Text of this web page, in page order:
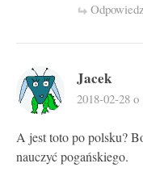
Odpowiedz
Jacek
2018-02-28 o
A jest toto po polsku?
nauczyć pogańskiego.